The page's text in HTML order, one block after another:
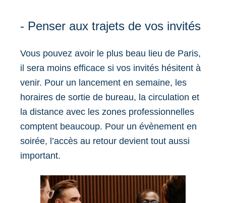
- Penser aux trajets de vos invités
Vous pouvez avoir le plus beau lieu de Paris,
il sera moins efficace si vos invités hésitent à
venir. Pour un lancement en semaine, les
horaires de sortie de bureau, la circulation et
la distance avec les zones professionnelles
comptent beaucoup. Pour un évènement en
soirée, l’accès au retour devient tout aussi
important.